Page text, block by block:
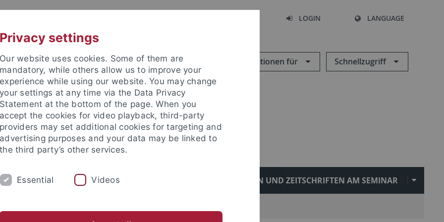
LOGIN LANGUAGE
Informationen für Schnellzugriff
FORSCHUNG REIHEN UND ZEITSCHRIFTEN AM SEMINAR
Privacy settings
Our website uses cookies. Some of them are
mandatory, while others allow us to improve your
experience while using our website. You may change
your settings at any time via the Data Privacy
Statement at the bottom of the page. When you
accept the cookies for video playback, third-party
providers may set additional cookies for targeting and
advertising purposes and your data may be linked to
the third party’s other services.
Essential Videos